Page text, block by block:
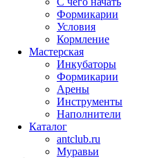
Формикарии
Условия
Кормление
Мастерская
Инкубаторы
Формикарии
Арены
Инструменты
Наполнители
Каталог
antclub.ru
Муравьи